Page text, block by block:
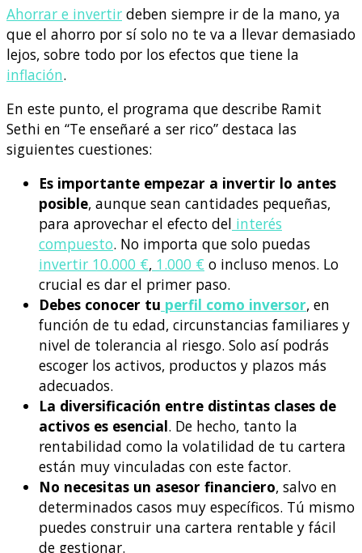
Ahorrar e invertir deben siempre ir de la mano, ya
que el ahorro por sí solo no te va a llevar demasiado
lejos, sobre todo por los efectos que tiene la
inflación.
En este punto, el programa que describe Ramit
Sethi en “Te enseñaré a ser rico” destaca las
siguientes cuestiones:
Es importante empezar a invertir lo antes
posible, aunque sean cantidades pequeñas,
para aprovechar el efecto del interés
compuesto. No importa que solo puedas
invertir 10.000 €, 1.000 € o incluso menos. Lo
crucial es dar el primer paso.
Debes conocer tu perfil como inversor, en
función de tu edad, circunstancias familiares y
nivel de tolerancia al riesgo. Solo así podrás
escoger los activos, productos y plazos más
adecuados.
La diversificación entre distintas clases de
activos es esencial. De hecho, tanto la
rentabilidad como la volatilidad de tu cartera
están muy vinculadas con este factor.
No necesitas un asesor financiero, salvo en
determinados casos muy específicos. Tú mismo
puedes construir una cartera rentable y fácil
de gestionar.